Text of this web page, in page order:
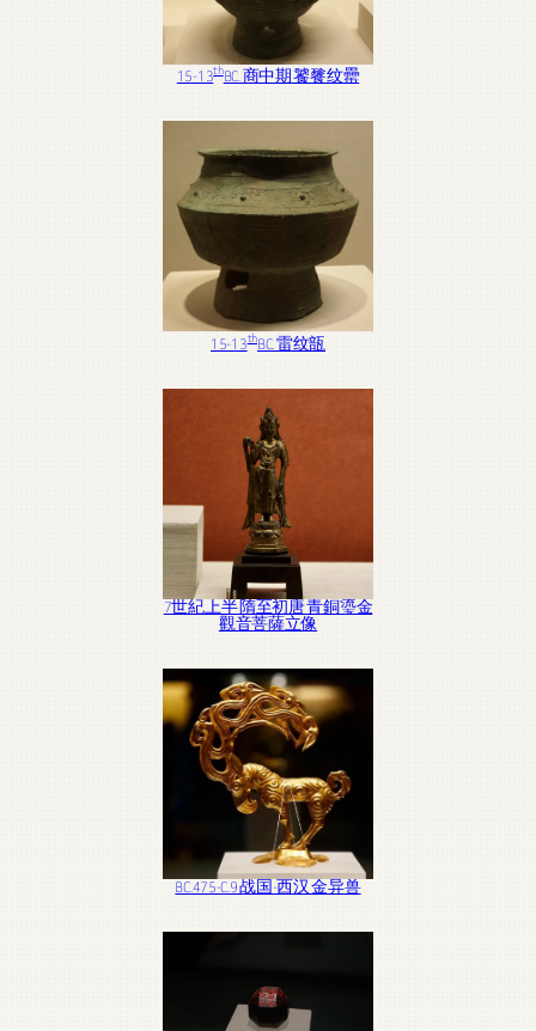
15-13thBC. 商中期 饕餮纹罍
15-13thBC. 雷纹瓿
7世紀上半 隋至初唐 青銅瑬金
觀音菩薩立像
BC.475-C.9 战国-西汉 金异兽